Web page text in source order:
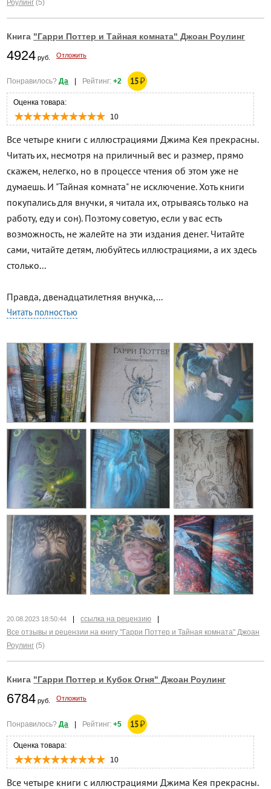
Роулинг (5)
Книга "Гарри Поттер и Тайная комната" Джоан Роулинг
4924 руб. Отложить
Понравилось?Да | Рейтинг:+2 15₽
Оценка товара:
10
Все четыре книги с иллюстрациями Джима Кея прекрасны.
Читать их, несмотря на приличный вес и размер, прямо
скажем, нелегко, но в процессе чтения об этом уже не
думаешь. И "Тайная комната" не исключение. Хоть книги
покупались для внучки, я читала их, отрываясь только на
работу, еду и сон). Поэтому советую, если у вас есть
возможность, не жалейте на эти издания денег. Читайте
сами, читайте детям, любуйтесь иллюстрациями, а их здесь
столько...
Правда, двенадцатилетняя внучка,...
Читать полностью
20.08.2023 18:50:44 ссылка на рецензию
Все отзывы и рецензии на книгу "Гарри Поттер и Тайная комната" Джоан
Роулинг (5)
Книга "Гарри Поттер и Кубок Огня" Джоан Роулинг
6784 руб. Отложить
Понравилось?Да | Рейтинг:+5 15₽
Оценка товара:
10
Все четыре книги с иллюстрациями Джима Кея прекрасны.